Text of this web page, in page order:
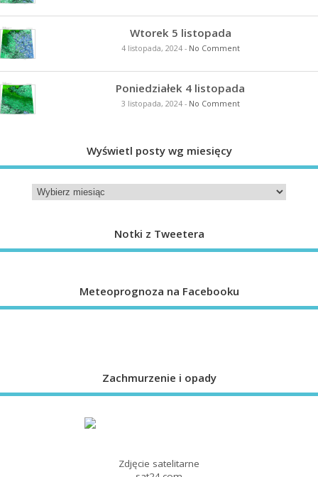
Wtorek 5 listopada
4 listopada, 2024- No Comment
Poniedziałek 4 listopada
3 listopada, 2024- No Comment
Wyświetl posty wg miesięcy
Notki z Tweetera
Meteoprognoza na Facebooku
Zachmurzenie i opady
Zdjęcie satelitarne